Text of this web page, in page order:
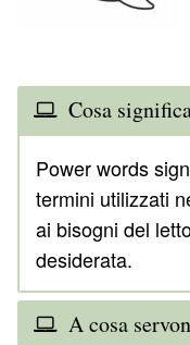
Cosa
Power words
termini utilizzati
ai bisogni del
desiderata.
A cosa